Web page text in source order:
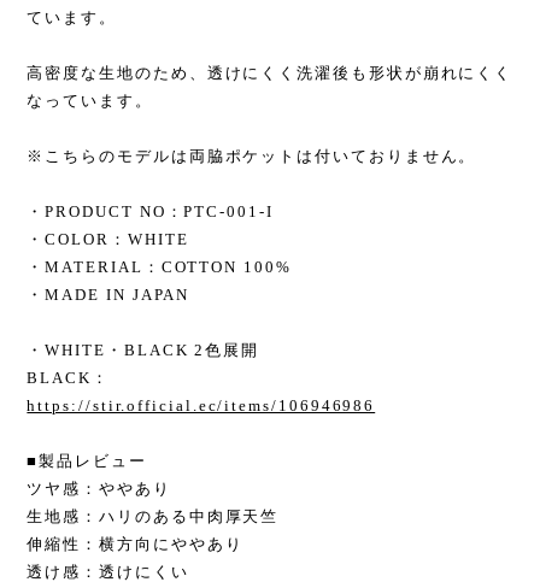
ています。
高密度な生地のため、透けにくく洗濯後も形状が崩れにくく
なっています。
※こちらのモデルは両脇ポケットは付いておりません。
・PRODUCT NO：PTC-001-I
・COLOR：WHITE
・MATERIAL：COTTON 100%
・MADE IN JAPAN
・WHITE・BLACK 2色展開
BLACK：
https://stir.official.ec/items/106946986
■製品レビュー
ツヤ感：ややあり
生地感：ハリのある中肉厚天竺
伸縮性：横方向にややあり
透け感：透けにくい